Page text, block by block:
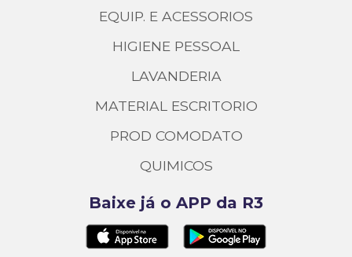
EQUIP. E ACESSORIOS
HIGIENE PESSOAL
LAVANDERIA
MATERIAL ESCRITORIO
PROD COMODATO
QUIMICOS
Baixe já o APP da R3